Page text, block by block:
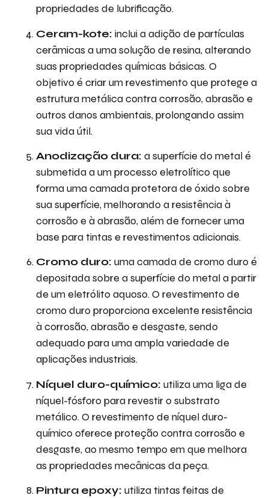
propriedades de lubrificação.
Ceram-kote: inclui a adição de partículas
cerâmicas a uma solução de resina, alterando
suas propriedades químicas básicas. O
objetivo é criar um revestimento que protege a
estrutura metálica contra corrosão, abrasão e
outros danos ambientais, prolongando assim
sua vida útil.
Anodização dura: a superfície do metal é
submetida a um processo eletrolítico que
forma uma camada protetora de óxido sobre
sua superfície, melhorando a resistência à
corrosão e à abrasão, além de fornecer uma
base para tintas e revestimentos adicionais.
Cromo duro: uma camada de cromo duro é
depositada sobre a superfície do metal a partir
de um eletrólito aquoso. O revestimento de
cromo duro proporciona excelente resistência
à corrosão, abrasão e desgaste, sendo
adequado para uma ampla variedade de
aplicações industriais.
Níquel duro-químico: utiliza uma liga de
níquel-fósforo para revestir o substrato
metálico. O revestimento de níquel duro-
químico oferece proteção contra corrosão e
desgaste, ao mesmo tempo em que melhora
as propriedades mecânicas da peça.
Pintura epoxy: utiliza tintas feitas de